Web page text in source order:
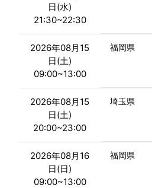
日(水)
21:30~22:30
2026年08月15
日(土)
09:00~13:00
福岡県
2026年08月15
日(土)
20:00~23:00
埼玉県
2026年08月16
日(日)
09:00~13:00
福岡県